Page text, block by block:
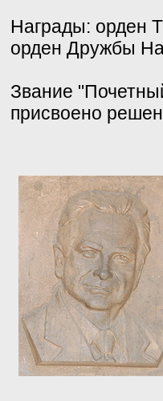
Награды: орден
орден Дружбы
Звание
присвоено